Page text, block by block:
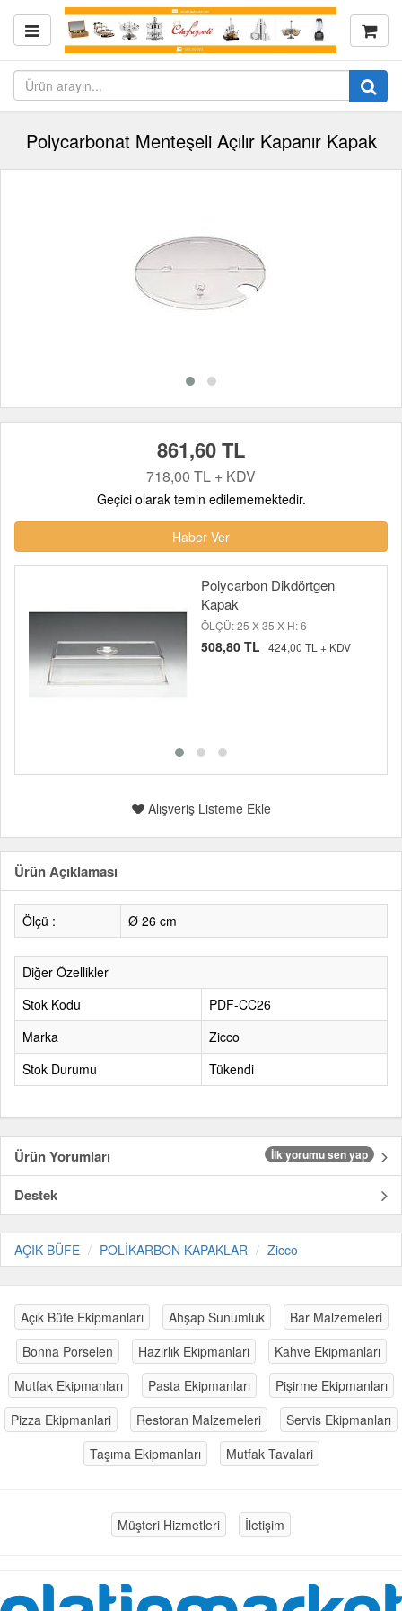
Polycarbonat Menteşeli Açılır Kapanır Kapak
861,60 TL
718,00 TL + KDV
Geçici olarak temin edilememektedir.
Haber Ver
Polycarbon Dikdörtgen
Kapak
ÖLÇÜ: 25 X 35 X H: 6
508,80 TL 424,00 TL + KDV
Alışveriş Listeme Ekle
Ürün Açıklaması
Ölçü : Ø 26 cm
Diğer Özellikler
Stok Kodu
PDF-CC26
Marka
Zicco
Stok Durumu
Tükendi
Ürün Yorumları İlk yorumu sen yap
Destek
AÇIK BÜFE POLİKARBON KAPAKLAR Zicco
Açık Büfe Ekipmanları Ahşap Sunumluk
Bar Malzemeleri
Bonna Porselen
Hazırlık Ekipmanlari
Kahve Ekipmanları
Mutfak Ekipmanları
Pasta Ekipmanları
Pişirme Ekipmanları
Pizza Ekipmanlari
Restoran Malzemeleri
Servis Ekipmanları
Taşıma Ekipmanları
Mutfak Tavalari
Müşteri Hizmetleri İletişim